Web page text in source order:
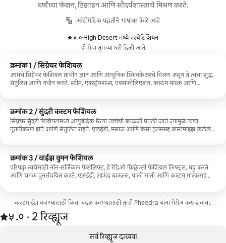
वर्षांच्या फॅशन, डिझाइन आणि सौंदर्यशास्त्राचे मिश्रण करते.
ऑटोमॅटिक पद्धतीने भाषांतर केले आहे
५.०
,
·High Desert मध्ये एस्थेटिशियन
ही सेवा तुमच्या घरी दिली जाते
क्रमांक 1 / सिग्नेचर फेशियल
आमचे सिग्नेचर फेशियल प्राचीन ज्ञान आणि आधुनिक स्किनकेअरचे मिश्रण असून ते त्वचा शुद्ध,
संतुलित आणि नवीन करते. स्टीम, एक्स्ट्रॅक्शन्स, एक्सफोलिएशन, कस्टम मास्क आणि
बुकिंगपूर्वी प्रवास शुल्क कन्फर्म केले जाते.
क्रमांक 2 / सुंदरी कस्टम फेशियल
सिग्नेचर सुंदरी फेशियलमध्ये आयुर्वेदिक रित्या त्वचेची काळजी घेतली जाते ज्यामुळे त्वचा
नूतनीकरण होते आणि संतुलित राहते. एलईडी, मसाज आणि कंसा टूल्ससह कस्टमाइझ केलेले,
ऑफ-साईट सेवांमध्ये अंतरानुसार $50-75 चे प्रवास शुल्क आणि स्टॅंडर्ड मायलेज समाविष्ट आहे.
बुकिंगपूर्वी प्रवास शुल्क कन्फर्म केले जाते.
क्रमांक 3 / वाईझ वुमन फेशियल
परिपक्व त्वचेसाठी नॉन-सर्जिकल फेसलिफ्ट, हे रेडिओ फ्रिक्वेन्सी फेशियल लिफ्ट्स, घट्ट करते
आणि चमक पुनर्संचयित करते. एलईडी, साऊंड बाऊल्स, पालो सांतो आणि कस्टम मास्कसह
तरुण आणि खोलवर नूतनीकरण करते. कृपया लक्षात घ्या: ऑफ-साईट सेवांमध्ये अंतरानुसार
$50-75 चे प्रवास शुल्क आणि स्टॅंडर्ड मायलेज समाविष्ट आहे. बुकिंगपूर्वी प्रवास शुल्क कन्फर्म
कस्टमाईझ करण्यासाठी किंवा बदल करण्यासाठी तुम्ही Phaedra यांना मेसेज करू शकता.
2 रिव्ह्यूजमधून 5 पैकी ५.० स्टार्स रेटिंग आहे
५.०
,
· 2 रिव्ह्यूज
सर्व रिव्ह्यूज दाखवा